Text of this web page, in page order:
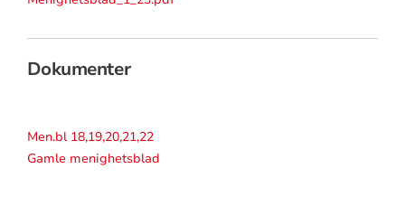
Dokumenter
Men.bl 18,19,20,21,22
Gamle menighetsblad